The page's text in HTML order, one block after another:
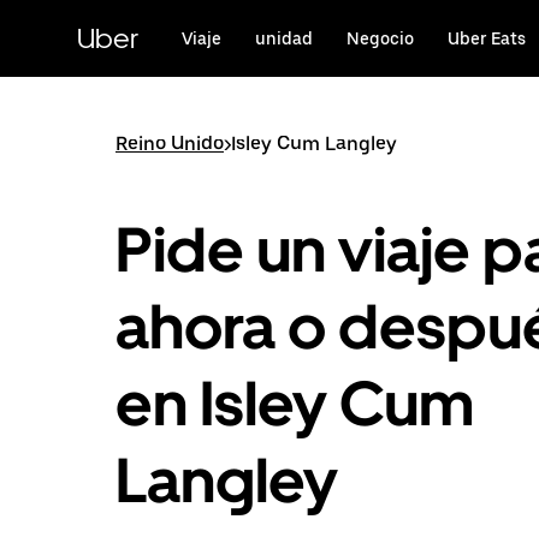
contenido
principal
Uber Viaje unidad Negocio Uber Eats
Reino Unido>Isley Cum Langley
Pide un viaje
ahora o
en Isley Cum
Langley